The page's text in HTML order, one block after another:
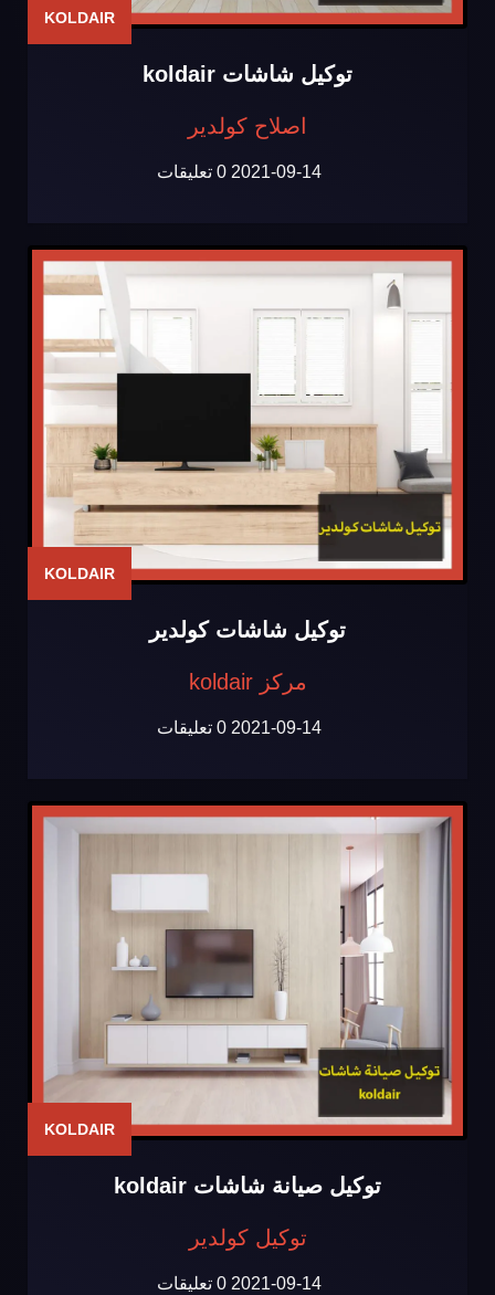
KOLDAIR
توكيل شاشات koldair
اصلاح كولدير
2021-09-14 0 تعليقات
KOLDAIR
توكيل شاشات كولدير
مركز koldair
2021-09-14 0 تعليقات
KOLDAIR
توكيل صيانة شاشات koldair
توكيل كولدير
2021-09-14 0 تعليقات